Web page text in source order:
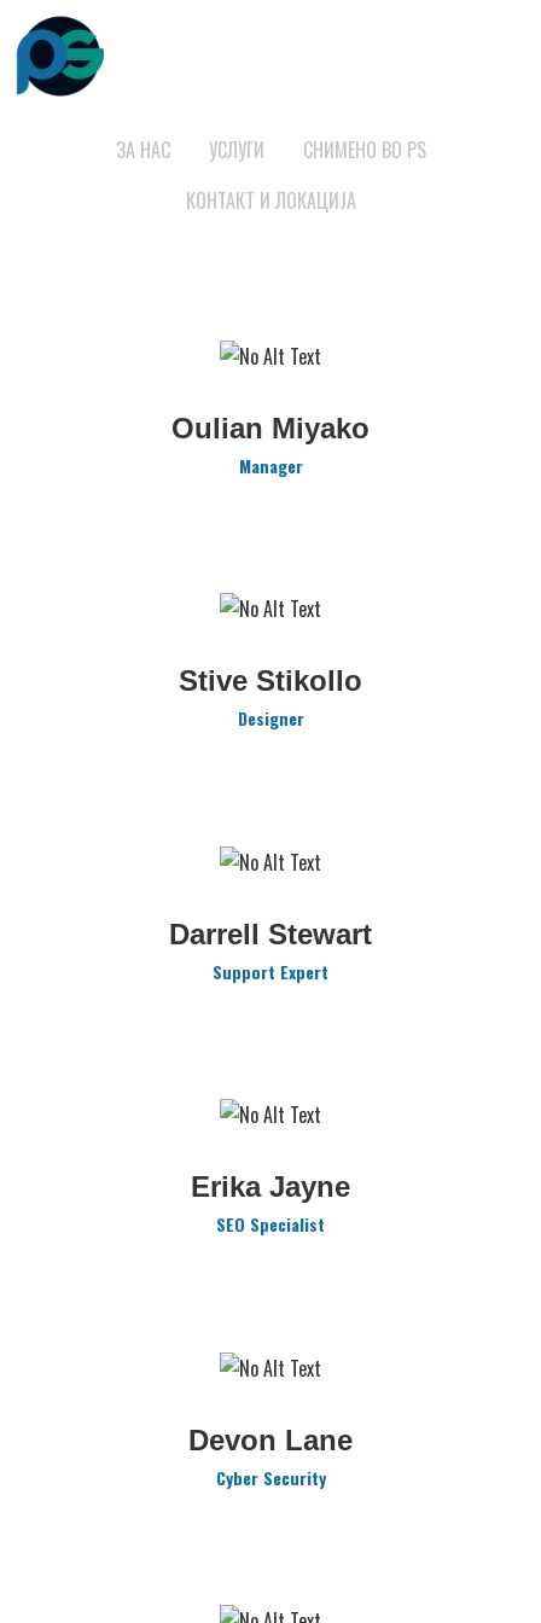
ЗА НАС УСЛУГИ
СНИМЕНО ВО PS
КОНТАКТ И ЛОКАЦИЈА
Oulian Miyako
Manager
Stive Stikollo
Designer
Darrell Stewart
Support Expert
Erika Jayne
SEO Specialist
Devon Lane
Cyber Security